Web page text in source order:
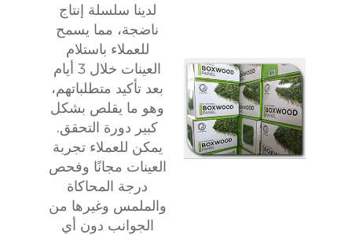
لدينا سلسلة إنتاج
ناضجة، مما يسمح
للعملاء باستلام
العينات خلال 3 أيام
بعد تأكيد متطلباتهم،
وهو ما يقلص بشكل
كبير دورة التحقق.
يمكن للعملاء تجربة
العينات مجانًا وفحص
درجة المحاكاة
والملمس وغيرها من
الجوانب دون أي